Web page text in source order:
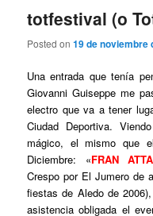
totfestival (o
Posted on19 de noviembre
Una entrada que tenía
Giovanni Guiseppe me
electro que va a tener
Ciudad Deportiva.
mágico, el mismo que
Diciembre: «FRAN
Crespo por El Jumero de
fiestas de Aledo de
asistencia obligada el